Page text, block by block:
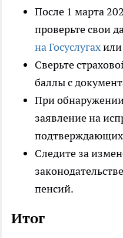
После 1 марта
проверьте свои
на Госуслугах
Сверьте
баллы с
При
заявление на
Следите за
пенсий.
Итог